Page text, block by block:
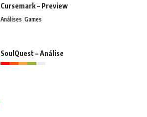
Cursemark – Preview
Análises Games
SoulQuest – Análise